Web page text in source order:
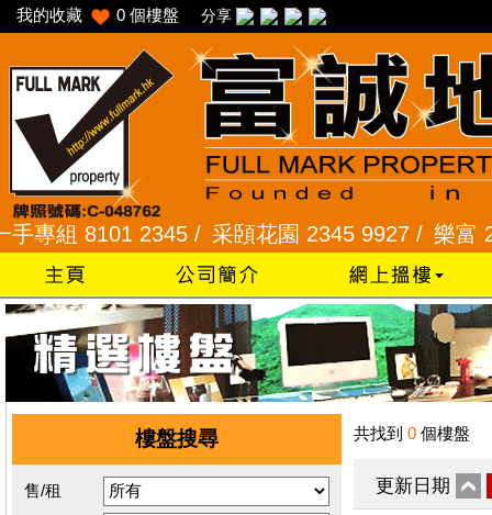
我的收藏 0 個樓盤 分享
組 8101 2345 /采頣花園 2345 9927 /樂富
樓盤搜尋
售/租
共找到 0 個樓盤
更新日期